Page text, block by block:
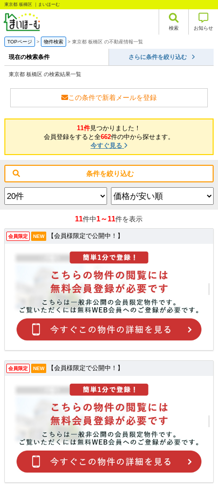
東京都 板橋区 ｜まいほーむ
検索 お知らせ
TOPページ 物件検索 東京都 板橋区 の不動産情報一覧
現在の検索条件 さらに条件を絞り込む
東京都 板橋区 の検索結果一覧
この条件で新着メールを登録
11件見つかりました！
会員登録をすると全662件の中から探せます。
今すぐ見る
条件を絞り込む
11件中1～11件を表示
会員限定 NEW 【会員様限定で公開中！】
会員限定 NEW 【会員様限定で公開中！】